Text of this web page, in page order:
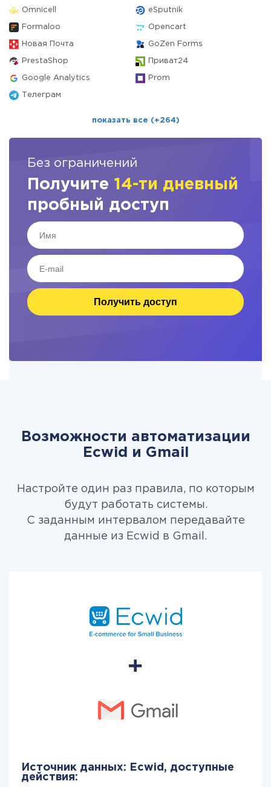
Omnicell eSputnik
Formaloo Opencart
Новая Почта GoZen Forms
PrestaShop Приват24
Google Analytics Prom
Телеграм
показать все (+264)
Без ограничений
Получите 14-ти дневный
пробный доступ
Получить доступ
Возможности автоматизации
Ecwid и Gmail
Настройте один раз правила, по которым
будут работать системы.
С заданным интервалом передавайте
данные из Ecwid в Gmail.
Источник данных: Ecwid, доступные
действия: